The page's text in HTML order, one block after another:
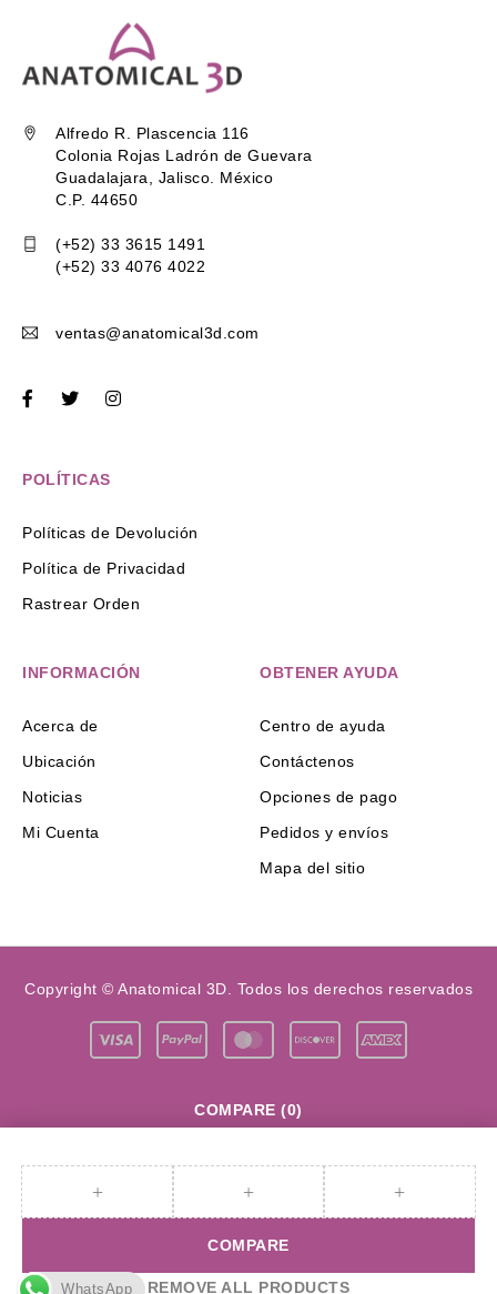
Alfredo R. Plascencia 116
Colonia Rojas Ladrón de Guevara
Guadalajara, Jalisco. México
C.P. 44650
(+52) 33 3615 1491
(+52) 33 4076 4022
ventas@anatomical3d.com
POLÍTICAS
Políticas de Devolución
Política de Privacidad
Rastrear Orden
INFORMACIÓN
Acerca de
Ubicación
Noticias
Mi Cuenta
OBTENER AYUDA
Centro de ayuda
Contáctenos
Opciones de pago
Pedidos y envíos
Mapa del sitio
Copyright © Anatomical 3D. Todos los derechos reservados
WhatsApp
COMPARE (0)
COMPARE
REMOVE ALL PRODUCTS